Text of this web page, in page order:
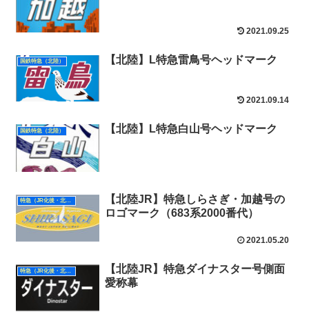
2021.09.25
国鉄特急（北陸） 【北陸】L特急雷鳥号ヘッドマーク
2021.09.14
国鉄特急（北陸） 【北陸】L特急白山号ヘッドマーク
特急（JR化後・北陸）
【北陸JR】特急しらさぎ・加越号の
ロゴマーク（683系2000番代）
2021.05.20
【北陸JR】特急ダイナスター号側面
愛称幕